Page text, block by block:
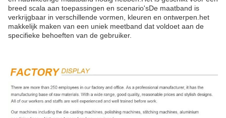
breed scala aan toepassingen en scenario'sDe maatband is
verkrijgbaar in verschillende vormen, kleuren en ontwerpen.het
makkelijk maken van een uniek meetband dat voldoet aan de
specifieke behoeften van de gebruiker.